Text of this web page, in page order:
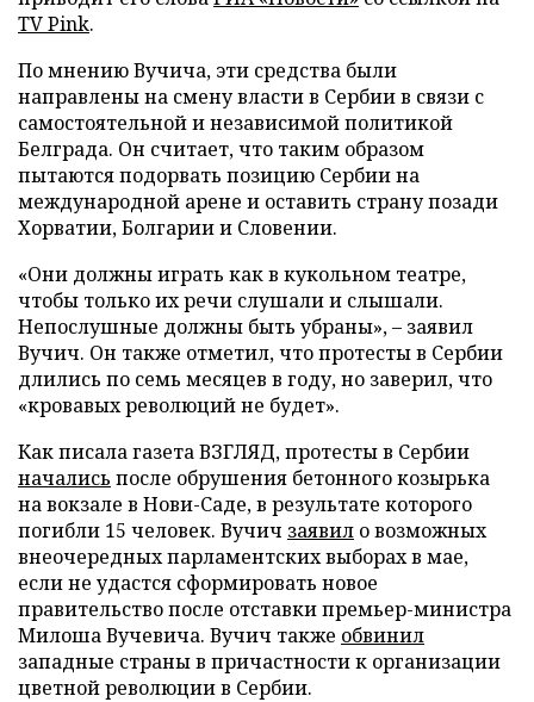
TV Pink.
По мнению Вучича, эти средства были
направлены на смену власти в Сербии в связи с
самостоятельной и независимой политикой
Белграда. Он считает, что таким образом
пытаются подорвать позицию Сербии на
международной арене и оставить страну позади
Хорватии, Болгарии и Словении.
«Они должны играть как в кукольном театре,
чтобы только их речи слушали и слышали.
Непослушные должны быть убраны», – заявил
Вучич. Он также отметил, что протесты в Сербии
длились по семь месяцев в году, но заверил, что
«кровавых революций не будет».
Как писала газета ВЗГЛЯД, протесты в Сербии
начались после обрушения бетонного козырька
на вокзале в Нови-Саде, в результате которого
погибли 15 человек. Вучич заявил о возможных
внеочередных парламентских выборах в мае,
если не удастся сформировать новое
правительство после отставки премьер-министра
Милоша Вучевича. Вучич также обвинил
западные страны в причастности к организации
цветной революции в Сербии.